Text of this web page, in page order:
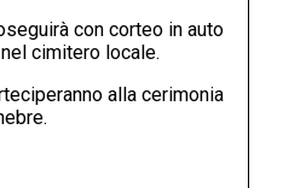
con corteo in auto
cimitero locale.
alla cerimonia